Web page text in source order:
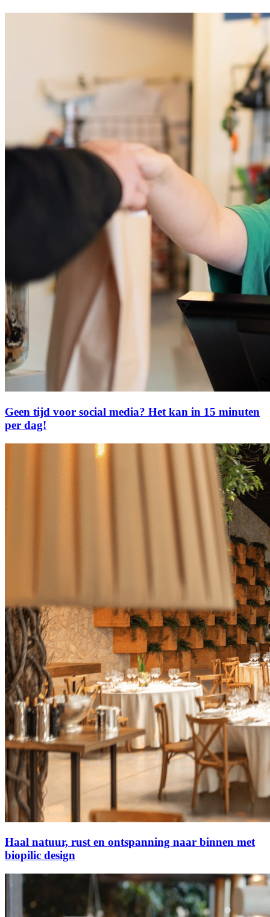
Geen tijd voor social media? Het kan in 15 minuten
per dag!
Haal natuur, rust en ontspanning naar binnen met
biopilic design